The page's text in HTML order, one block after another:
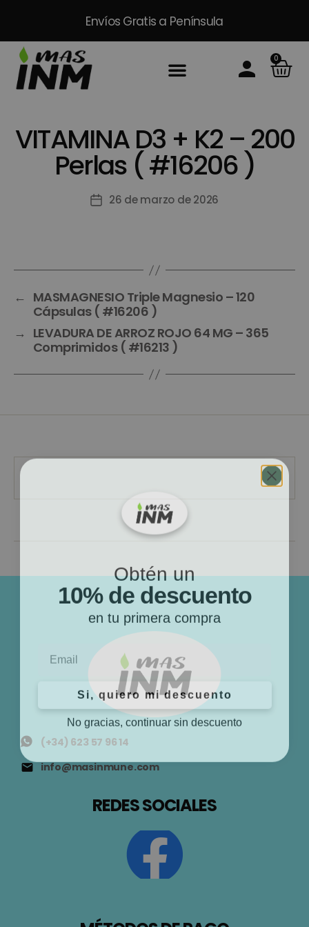
Envíos Gratis a Península
0
VITAMINA D3 + K2 – 200
Perlas ( #16206 )
26 de marzo de 2026
← MASMAGNESIO Triple Magnesio – 120
Cápsulas ( #16206 )
→ LEVADURA DE ARROZ ROJO 64 MG – 365
Comprimidos ( #16213 )
(+34) 623 57 96 14
info@masinmune.com
REDES SOCIALES
Obtén un
10% de descuento
en tu primera compra
Si, quiero mi descuento
No gracias, continuar sin descuento